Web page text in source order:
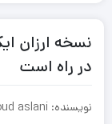
نسخه ارزان
در راه است
نویسنده: masoud aslani